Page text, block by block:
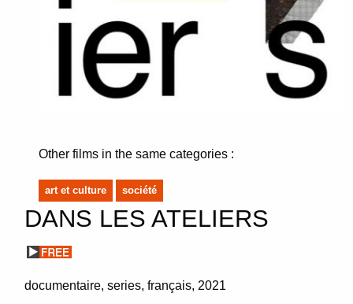
Other films in the same categories :
art et culture société
DANS LES ATELIERS
documentaire series français 2021